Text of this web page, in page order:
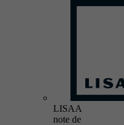
LISAA
note de